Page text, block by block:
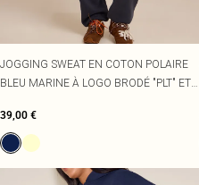
JOGGING SWEAT EN COTON POLAIRE
BLEU MARINE À LOGO BRODÉ "PLT" ET
39,00 €